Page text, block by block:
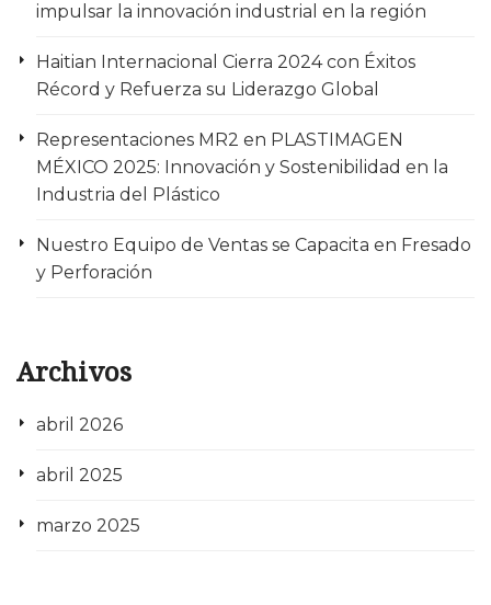
impulsar la innovación industrial en la región
Haitian Internacional Cierra 2024 con Éxitos
Récord y Refuerza su Liderazgo Global
Representaciones MR2 en PLASTIMAGEN
MÉXICO 2025: Innovación y Sostenibilidad en la
Industria del Plástico
Nuestro Equipo de Ventas se Capacita en Fresado
y Perforación
Archivos
abril 2026
abril 2025
marzo 2025